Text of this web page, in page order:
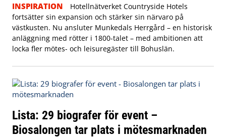
INSPIRATION
Hotellnätverket Countryside Hotels
fortsätter sin expansion och stärker sin närvaro på
västkusten. Nu ansluter Munkedals Herrgård – en historisk
anläggning med rötter i 1800-talet – med ambitionen att
locka fler mötes- och leisuregäster till Bohuslän.
Lista: 29 biografer för event –
Biosalongen tar plats i mötesmarknaden